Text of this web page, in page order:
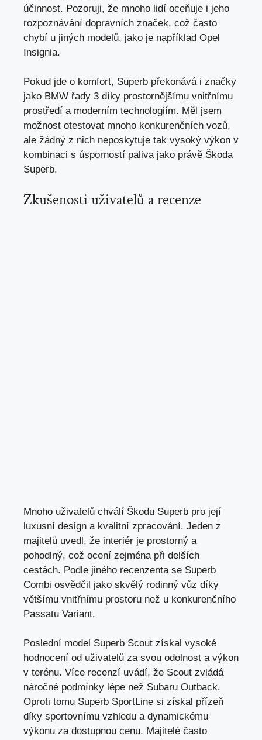
účinnost. Pozoruji, že mnoho lidí oceňuje i jeho
rozpoznávání dopravních značek, což často
chybí u jiných modelů, jako je například Opel
Insignia.
Pokud jde o komfort, Superb překonává i značky
jako BMW řady 3 díky prostornějšímu vnitřnímu
prostředí a moderním technologiím. Měl jsem
možnost otestovat mnoho konkurenčních vozů,
ale žádný z nich neposkytuje tak vysoký výkon v
kombinaci s úsporností paliva jako právě Škoda
Superb.
Zkušenosti uživatelů a recenze
Mnoho uživatelů chválí Škodu Superb pro její
luxusní design a kvalitní zpracování. Jeden z
majitelů uvedl, že interiér je prostorný a
pohodlný, což ocení zejména při delších
cestách. Podle jiného recenzenta se Superb
Combi osvědčil jako skvělý rodinný vůz díky
většímu vnitřnímu prostoru než u konkurenčního
Passatu Variant.
Poslední model Superb Scout získal vysoké
hodnocení od uživatelů za svou odolnost a výkon
v terénu. Více recenzí uvádí, že Scout zvládá
náročné podmínky lépe než Subaru Outback.
Oproti tomu Superb SportLine si získal přízeň
díky sportovnímu vzhledu a dynamickému
výkonu za dostupnou cenu. Majitelé často